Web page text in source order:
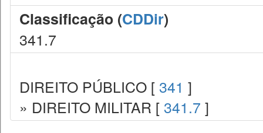
Classificação (CDDir)
341.7
DIREITO PÚBLICO [ 341 ]
» DIREITO MILITAR [ 341.7 ]